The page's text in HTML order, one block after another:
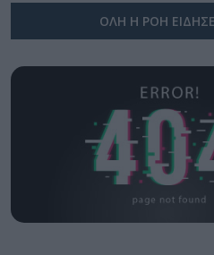
ΟΛΗ Η ΡΟΗ